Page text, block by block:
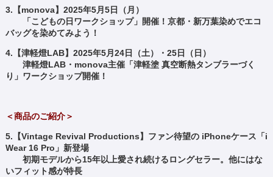
3.【monova】2025年5月5日（月）
「こどもの日ワークショップ」開催！京都・新万葉染めでエコ
バッグを染めてみよう！
4.【津軽燈LAB】2025年5月24日（土）・25日（日）
津軽燈LAB・monova主催「津軽塗 真空断熱タンブラーづく
り」ワークショップ開催！
＜商品のご紹介＞
5.【Vintage Revival Productions】ファン待望の iPhoneケース「i
Wear 16 Pro」新登場
初期モデルから15年以上愛され続けるロングセラー。他にはな
いフィット感が特長